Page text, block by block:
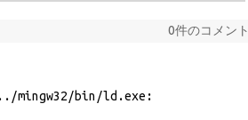
0件のコメント
bin/ld.exe: